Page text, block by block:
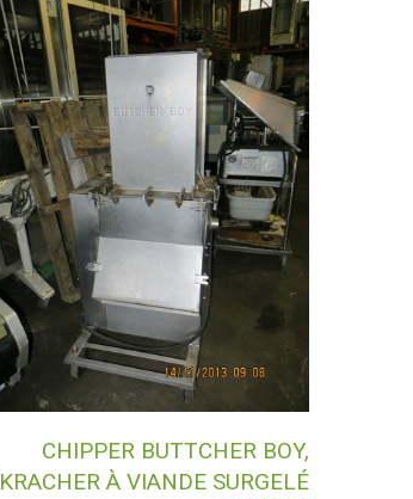
CHIPPER BUTTCHER BOY,
KRACHER À VIANDE SURGELÉ